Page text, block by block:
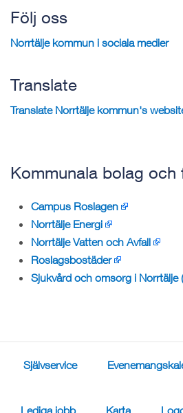
Följ oss
Norrtälje kommun i sociala medier
Translate
Translate Norrtälje kommun's
Kommunala bolag och
Campus Roslagen
Norrtälje Energi
Norrtälje Vatten och Avfall
Roslagsbostäder
Sjukvård och omsorg i Norrtälje
Självservice
Lediga jobb Karta